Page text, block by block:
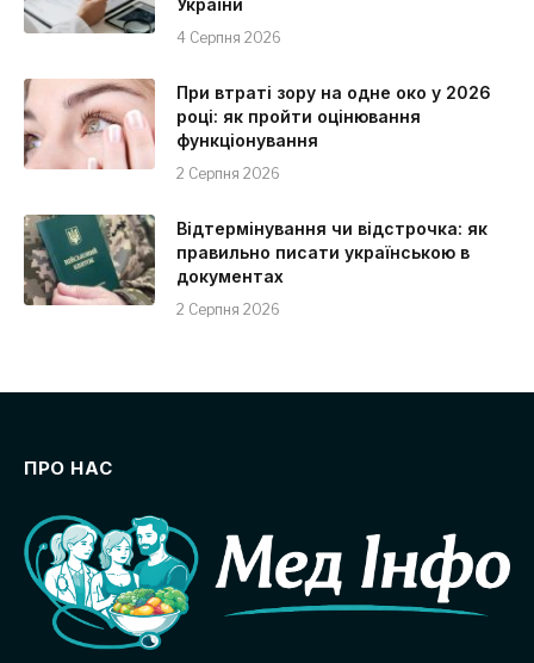
України
4 Серпня 2026
При втраті зору на одне око у 2026
році: як пройти оцінювання
функціонування
2 Серпня 2026
Відтермінування чи відстрочка: як
правильно писати українською в
документах
2 Серпня 2026
ПРО НАС